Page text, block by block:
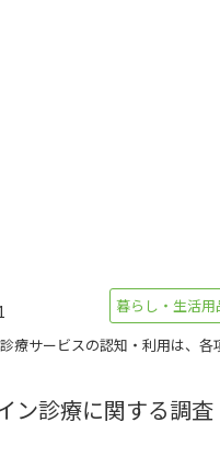
暮らし・生活用
療サービスの認知・利用は、各
ン診療に関する調査